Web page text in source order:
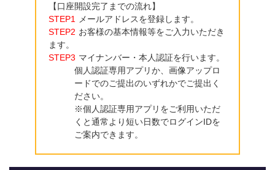
【口座開設完了までの流れ】
STEP1
メールアドレスを登録します。
STEP2 お客様の基本情報等をご入力いただき
ます。
STEP3 マイナンバー・本人認証を行います。
個人認証専用アプリか、画像アップロ
ードでのご提出のいずれかでご提出く
ださい。
※個人認証専用アプリをご利用いただ
くと通常より短い日数でログインIDを
ご案内できます。